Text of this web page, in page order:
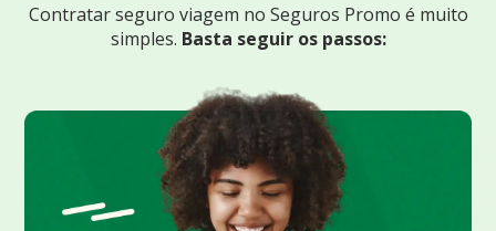
Contratar seguro viagem no Seguros Promo é muito
simples. Basta seguir os passos: